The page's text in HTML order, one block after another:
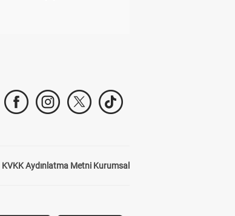
KVKK Aydınlatma Metni Kurumsal